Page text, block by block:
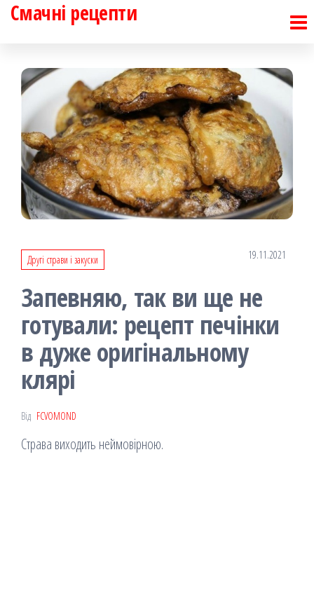
Перейти
Смачні рецепти
Другі страви і закуски 19.11.2021
Запевняю, так ви ще не
готували: рецепт печінки
в дуже оригінальному
клярі
Від FCVOMOND
Страва виходить неймовірною.